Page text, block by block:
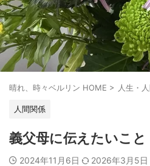
晴れ、時々ベルリン HOME > 人生・
人間関係
義父母に伝えたいこと
2024年11月6日 2026年3月5日